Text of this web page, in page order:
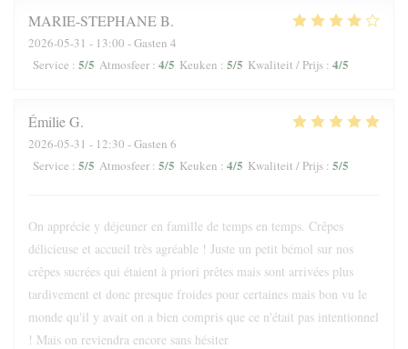
MARIE-STEPHANEB
2026-05-31 - 13:00 - Gasten 4
Service : 5/5 Atmosfeer : 4/5 Keuken : 5/5 Kwaliteit / Prijs : 4/5
ÉmilieG
2026-05-31 - 12:30 - Gasten 6
Service : 5/5 Atmosfeer : 5/5 Keuken : 4/5 Kwaliteit / Prijs : 5/5
On apprécie y déjeuner en famille de temps en temps. Crêpes
délicieuse et accueil très agréable ! Juste un petit bémol sur nos
crêpes sucrées qui étaient à priori prêtes mais sont arrivées plus
tardivement et donc presque froides pour certaines mais bon vu le
monde qu'il y avait on a bien compris que ce n'était pas intentionnel
! Mais on reviendra encore sans hésiter